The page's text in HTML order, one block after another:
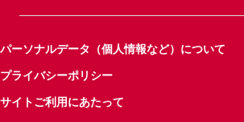
パーソナルデータ（個人情報など）について
プライバシーポリシー
サイトご利用にあたって